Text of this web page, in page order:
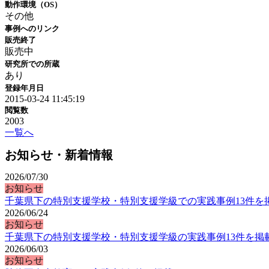
動作環境（OS）
その他
事例へのリンク
販売終了
販売中
研究所での所蔵
あり
登録年月日
2015-03-24 11:45:19
閲覧数
2003
一覧へ
お知らせ・新着情報
2026/07/30
お知らせ
千葉県下の特別支援学校・特別支援学級での実践事例13件を
2026/06/24
お知らせ
千葉県下の特別支援学校・特別支援学級の実践事例13件を掲
2026/06/03
お知らせ